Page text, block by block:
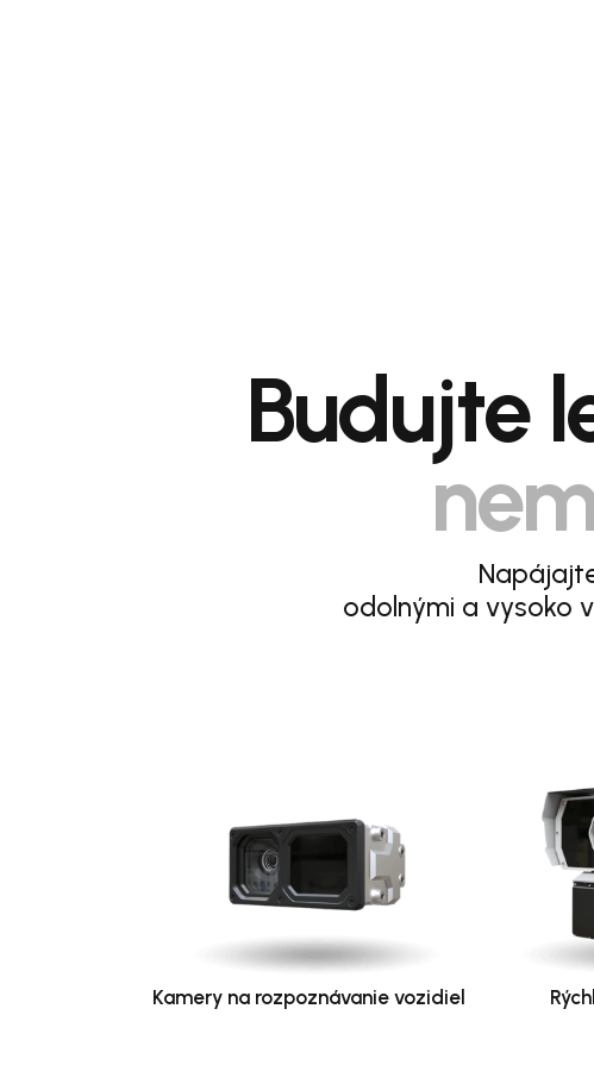
Budujte
odolnými a vysoko
Kamery na rozpoznávanie vozidiel